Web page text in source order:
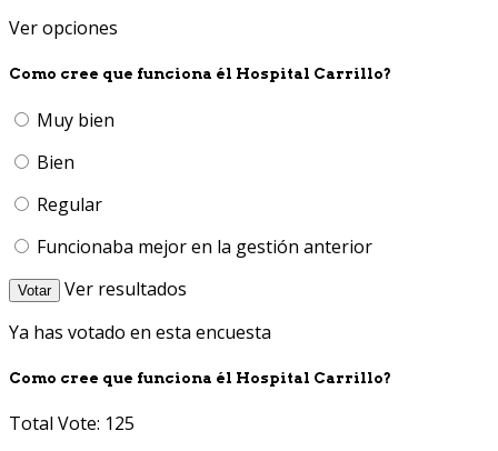
Ver opciones
Como cree que funciona él Hospital Carrillo?
Muy bien
Bien
Regular
Funcionaba mejor en la gestión anterior
Votar
Ver resultados
Ya has votado en esta encuesta
Como cree que funciona él Hospital Carrillo?
Total Vote: 125